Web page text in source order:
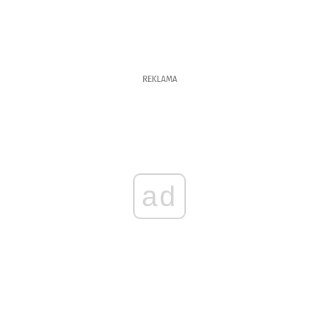
REKLAMA
ad